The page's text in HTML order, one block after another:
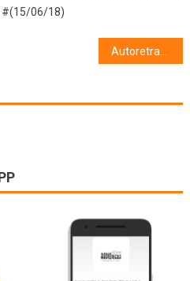
#(15/06/18)
Autoretrato (22/02/19)